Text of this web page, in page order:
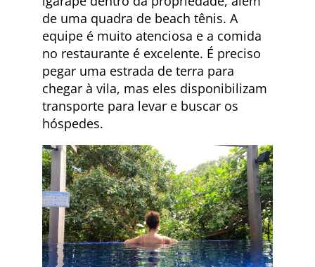
de uma quadra de beach tênis. A
equipe é muito atenciosa e a comida
no restaurante é excelente. É preciso
pegar uma estrada de terra para
chegar à vila, mas eles disponibilizam
transporte para levar e buscar os
hóspedes.